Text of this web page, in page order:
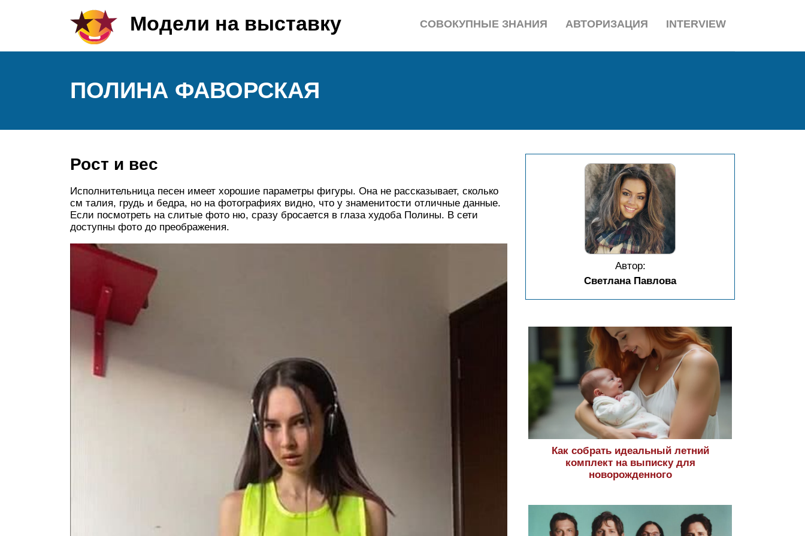
Модели на выставку INTERVIEW
АВТОРИЗАЦИЯ
СОВОКУПНЫЕ ЗНАНИЯ
ПОЛИНА ФАВОРСКАЯ
Рост и вес
Исполнительница песен имеет хорошие параметры фигуры. Она не рассказывает, сколько
см талия, грудь и бедра, но на фотографиях видно, что у знаменитости отличные данные.
Если посмотреть на слитые фото ню, сразу бросается в глаза худоба Полины. В сети
доступны фото до преображения.
Автор:
Светлана Павлова
Как собрать идеальный летний
комплект на выписку для
новорожденного